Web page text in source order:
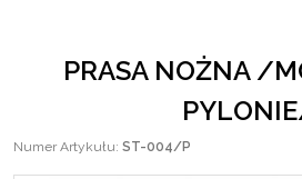
PRASA NOŻNA /
Numer Artykułu: ST-004/P